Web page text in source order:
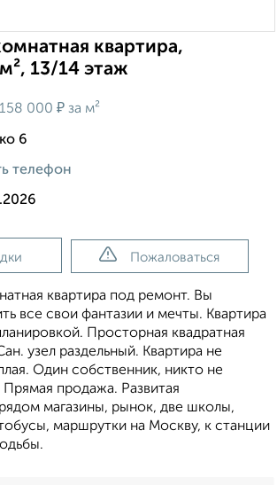
квартира,
13/14 этаж
158 000 ₽ за м²
6
телефон
Пожаловаться
квартира под ремонт. Вы
все свои фантазии и мечты. Квартира
Просторная квадратная
узел раздельный. Квартира не
Один собственник, никто не
Прямая продажа. Развитая
магазины, рынок, две школы,
маршрутки на Москву, к станции